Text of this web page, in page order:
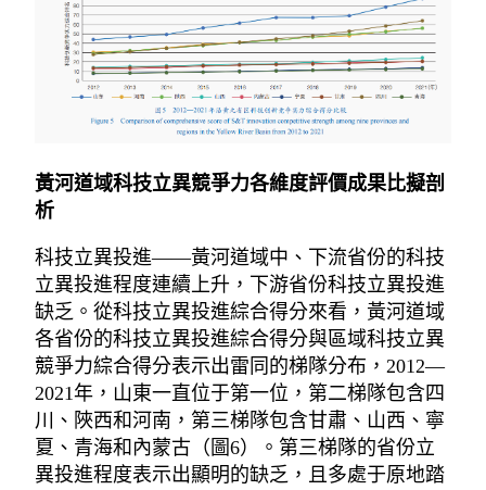
黃河道域科技立異競爭力各維度評價成果比擬剖
析
科技立異投進——黃河道域中、下流省份的科技
立異投進程度連續上升，下游省份科技立異投進
缺乏。從科技立異投進綜合得分來看，黃河道域
各省份的科技立異投進綜合得分與區域科技立異
競爭力綜合得分表示出雷同的梯隊分布，2012—
2021年，山東一直位于第一位，第二梯隊包含四
川、陜西和河南，第三梯隊包含甘肅、山西、寧
夏、青海和內蒙古（圖6）。第三梯隊的省份立
異投進程度表示出顯明的缺乏，且多處于原地踏